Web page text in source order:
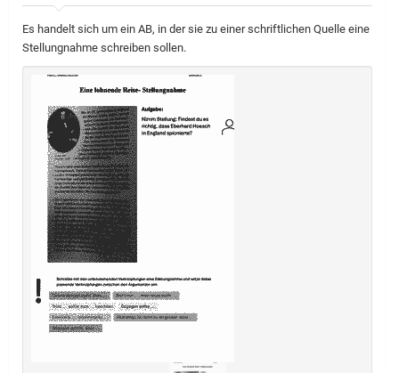
Es handelt sich um ein AB, in der sie zu einer schriftlichen Quelle eine
Stellungnahme schreiben sollen.